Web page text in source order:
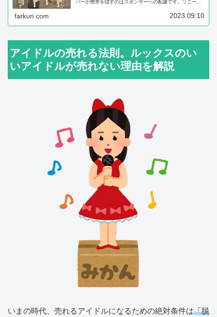
バーが携帯を隠すのはスポンサーへの配慮です。ソニーの
farkun.com 2023.09.10
アイドルの売れる法則。ルックスのい
いアイドルが売れない理由を解説
いまの時代、売れるアイドルになるための絶対条件は「脱